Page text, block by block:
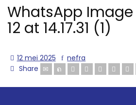
WhatsApp
12 at 14.17.31 (1)
12 mei 2025
nefra
Share